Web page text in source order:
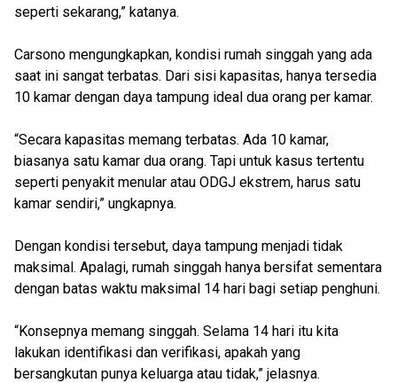
seperti sekarang,” katanya.
Carsono mengungkapkan, kondisi rumah singgah yang ada
saat ini sangat terbatas. Dari sisi kapasitas, hanya tersedia
10 kamar dengan daya tampung ideal dua orang per kamar.
“Secara kapasitas memang terbatas. Ada 10 kamar,
biasanya satu kamar dua orang. Tapi untuk kasus tertentu
seperti penyakit menular atau ODGJ ekstrem, harus satu
kamar sendiri,” ungkapnya.
Dengan kondisi tersebut, daya tampung menjadi tidak
maksimal. Apalagi, rumah singgah hanya bersifat sementara
dengan batas waktu maksimal 14 hari bagi setiap penghuni.
“Konsepnya memang singgah. Selama 14 hari itu kita
lakukan identifikasi dan verifikasi, apakah yang
bersangkutan punya keluarga atau tidak,” jelasnya.